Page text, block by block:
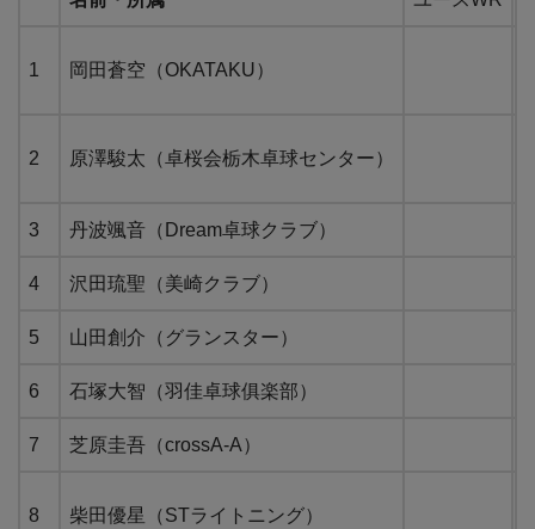
1 岡田蒼空（OKATAKU）
2 原澤駿太（卓桜会栃木卓球センター）
3 丹波颯音（Dream卓球クラブ）
4 沢田琉聖（美崎クラブ）
5 山田創介（グランスター）
6 石塚大智（羽佳卓球俱楽部）
7 芝原圭吾（crossA-A）
8 柴田優星（STライトニング）